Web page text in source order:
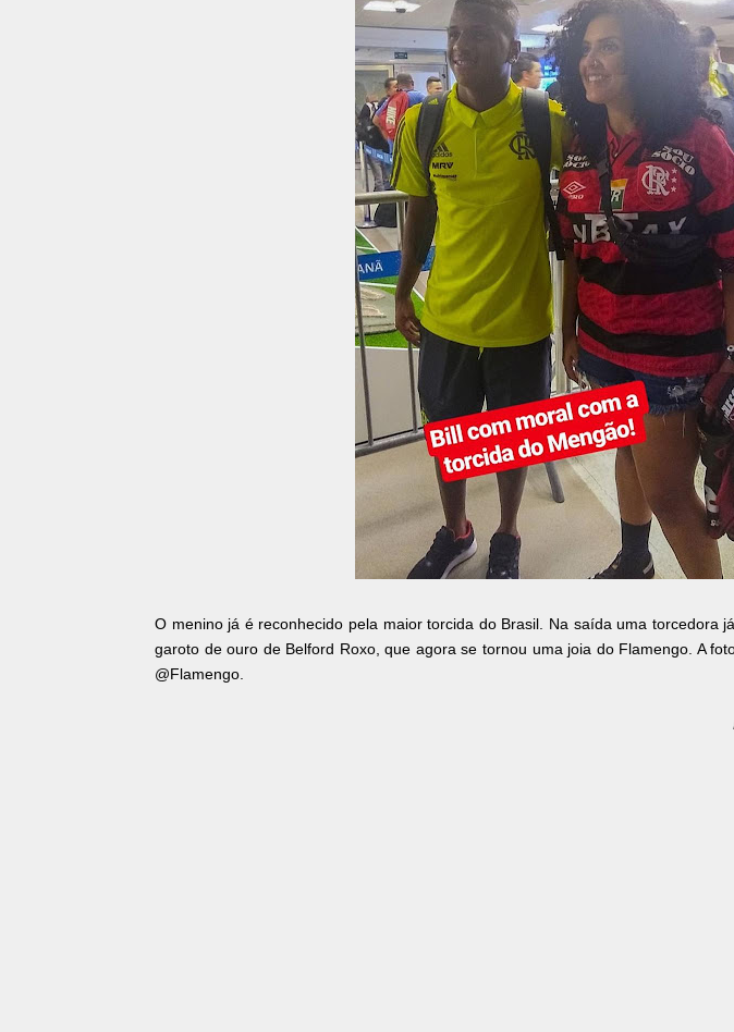
O menino já é reconhecido pela maior torcida do Brasil. Na saída uma torcedora
garoto de ouro de Belford Roxo, que agora se tornou uma joia do Flamengo. A
@Flamengo.